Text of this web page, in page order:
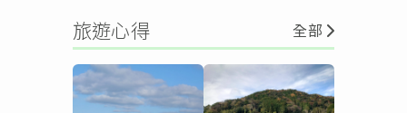
旅遊心得 全部